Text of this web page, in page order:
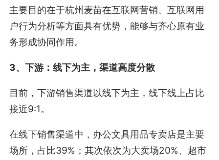
主要目的在于杭州麦苗在互联网营销、互联网用
户行为分析等方面具有优势，能够与齐心原有业
务形成协同作用。
3、下游：线下为主，渠道高度分散
目前，下游销售渠道以线下为主，线下线上占比
接近9:1。
在线下销售渠道中，办公文具用品专卖店是主要
场所，占比39%；其次依次为大卖场20%、超市